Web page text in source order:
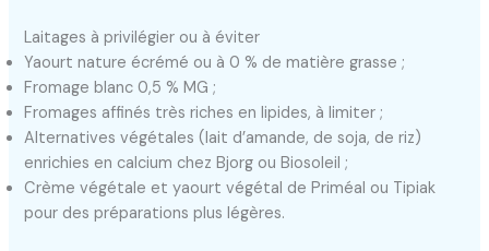
Laitages à privilégier ou à éviter
Yaourt nature écrémé ou à 0 % de matière grasse ;
Fromage blanc 0,5 % MG ;
Fromages affinés très riches en lipides, à limiter ;
Alternatives végétales (lait d’amande, de soja, de riz)
enrichies en calcium chez Bjorg ou Biosoleil ;
Crème végétale et yaourt végétal de Priméal ou Tipiak
pour des préparations plus légères.